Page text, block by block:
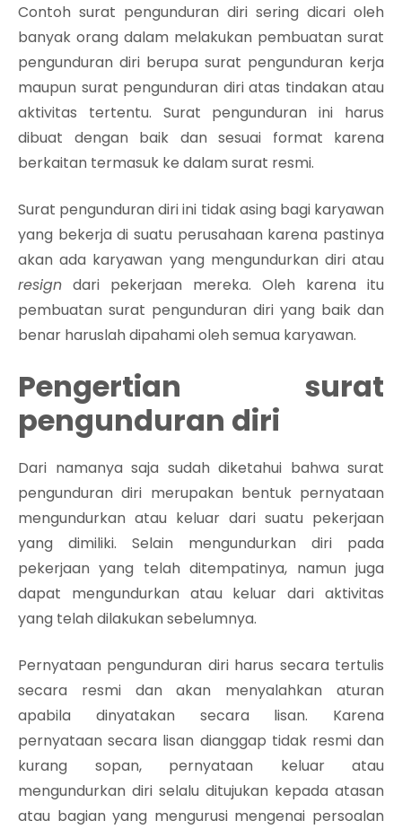
Contoh surat pengunduran diri sering dicari oleh
banyak orang dalam melakukan pembuatan surat
pengunduran diri berupa surat pengunduran kerja
maupun surat pengunduran diri atas tindakan atau
aktivitas tertentu. Surat pengunduran ini harus
dibuat dengan baik dan sesuai format karena
berkaitan termasuk ke dalam surat resmi.
Surat pengunduran diri ini tidak asing bagi karyawan
yang bekerja di suatu perusahaan karena pastinya
akan ada karyawan yang mengundurkan diri atau
resign dari pekerjaan mereka. Oleh karena itu
pembuatan surat pengunduran diri yang baik dan
benar haruslah dipahami oleh semua karyawan.
Pengertian surat
pengunduran diri
Dari namanya saja sudah diketahui bahwa surat
pengunduran diri merupakan bentuk pernyataan
mengundurkan atau keluar dari suatu pekerjaan
yang dimiliki. Selain mengundurkan diri pada
pekerjaan yang telah ditempatinya, namun juga
dapat mengundurkan atau keluar dari aktivitas
yang telah dilakukan sebelumnya.
Pernyataan pengunduran diri harus secara tertulis
secara resmi dan akan menyalahkan aturan
apabila dinyatakan secara lisan. Karena
pernyataan secara lisan dianggap tidak resmi dan
kurang sopan, pernyataan keluar atau
mengundurkan diri selalu ditujukan kepada atasan
atau bagian yang mengurusi mengenai persoalan